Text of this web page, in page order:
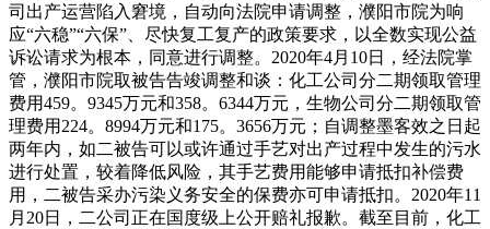
司出产运营陷入窘境，自动向法院申请调整，濮阳市院为响
应“六稳”“六保”、尽快复工复产的政策要求，以全数实现公益
诉讼请求为根本，同意进行调整。2020年4月10日，经法院掌
管，濮阳市院取被告告竣调整和谈：化工公司分二期领取管理
费用459。9345万元和358。6344万元，生物公司分二期领取管
理费用224。8994万元和175。3656万元；自调整墨客效之日起
两年内，如二被告可以或许通过手艺对出产过程中发生的污水
进行处置，较着降低风险，其手艺费用能够申请抵扣补偿费
用，二被告采办污染义务安全的保费亦可申请抵扣。2020年11
月20日，二公司正在国度级上公开赔礼报歉。截至目前，化工